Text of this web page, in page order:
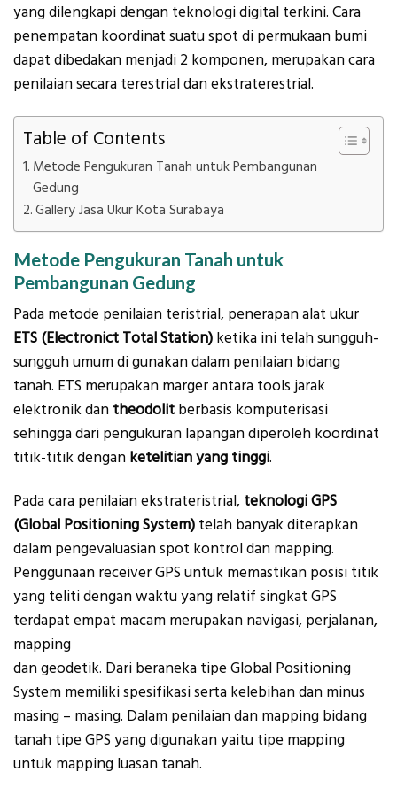
yang dilengkapi dengan teknologi digital terkini. Cara
penempatan koordinat suatu spot di permukaan bumi
dapat dibedakan menjadi 2 komponen, merupakan cara
penilaian secara terestrial dan ekstraterestrial.
Table of Contents
Metode Pengukuran Tanah untuk Pembangunan
Gedung
Gallery Jasa Ukur Kota Surabaya
Metode Pengukuran Tanah untuk
Pembangunan Gedung
Pada metode penilaian teristrial, penerapan alat ukur
ETS (Electronict Total Station) ketika ini telah sungguh-
sungguh umum di gunakan dalam penilaian bidang
tanah. ETS merupakan marger antara tools jarak
elektronik dan theodolit berbasis komputerisasi
sehingga dari pengukuran lapangan diperoleh koordinat
titik-titik dengan ketelitian yang tinggi.
Pada cara penilaian ekstrateristrial, teknologi GPS
(Global Positioning System) telah banyak diterapkan
dalam pengevaluasian spot kontrol dan mapping.
Penggunaan receiver GPS untuk memastikan posisi titik
yang teliti dengan waktu yang relatif singkat GPS
terdapat empat macam merupakan navigasi, perjalanan,
mapping
dan geodetik. Dari beraneka tipe Global Positioning
System memiliki spesifikasi serta kelebihan dan minus
masing – masing. Dalam penilaian dan mapping bidang
tanah tipe GPS yang digunakan yaitu tipe mapping
untuk mapping luasan tanah.